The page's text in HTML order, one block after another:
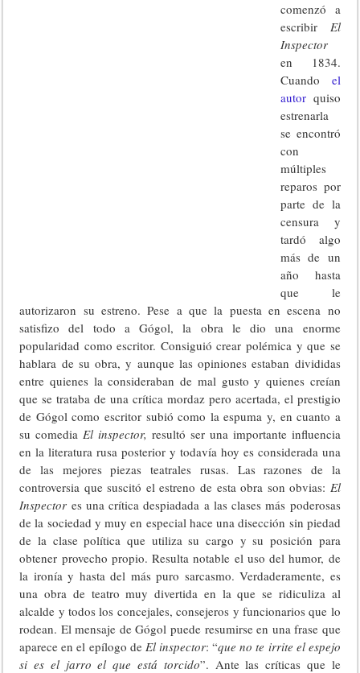
comenzó a
escribir El
Inspector
en 1834.
Cuando el
autor quiso
estrenarla
se encontró
con
múltiples
reparos por
parte de la
censura y
tardó algo
más de un
año hasta
que le
autorizaron su estreno. Pese a que la puesta en escena no
satisfizo del todo a Gógol, la obra le dio una enorme
popularidad como escritor. Consiguió crear polémica y que se
hablara de su obra, y aunque las opiniones estaban divididas
entre quienes la consideraban de mal gusto y quienes creían
que se trataba de una crítica mordaz pero acertada, el prestigio
de Gógol como escritor subió como la espuma y, en cuanto a
su comediaEl inspector, resultó ser una importante influencia
en la literatura rusa posterior y todavía hoy es considerada una
de las mejores piezas teatrales rusas. Las razones de la
controversia que suscitó el estreno de esta obra son obvias: El
Inspector es una crítica despiadada a las clases más poderosas
de la sociedad y muy en especial hace una disección sin piedad
de la clase política que utiliza su cargo y su posición para
obtener provecho propio. Resulta notable el uso del humor, de
la ironía y hasta del más puro sarcasmo. Verdaderamente, es
una obra de teatro muy divertida en la que se ridiculiza al
alcalde y todos los concejales, consejeros y funcionarios que lo
rodean. El mensaje de Gógol puede resumirse en una frase que
aparece en el epílogo de El inspector: “que no te irrite el espejo
si es el jarro el que está torcido”. Ante las críticas que le